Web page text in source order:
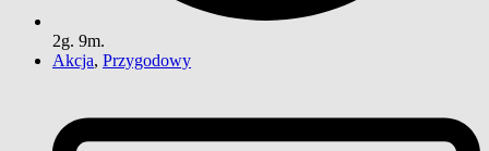
2g. 9m.
Akcja, Przygodowy